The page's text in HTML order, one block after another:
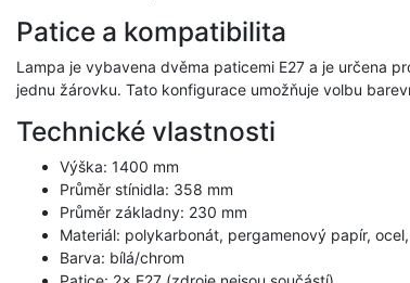
Patice a kompatibilita
Lampa je vybavena dvěma paticemi E27 a je určena
jednu žárovku. Tato konfigurace umožňuje volbu
Technické vlastnosti
Výška: 1400 mm
Průměr stínidla: 358 mm
Průměr základny: 230 mm
Materiál: polykarbonát, pergamenový papír,
Barva: bílá/chrom